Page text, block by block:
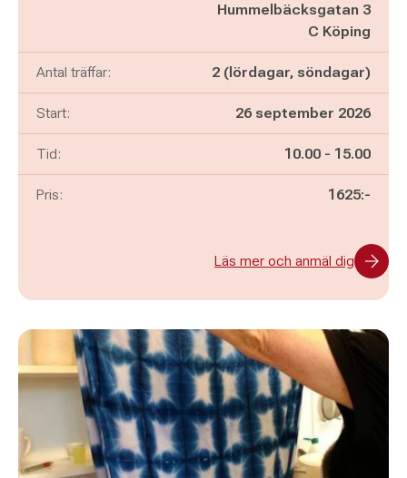
Hummelbäcksgatan 3
C Köping
Antal träffar: 2 (lördagar, söndagar)
Start: 26 september 2026
Tid: Pågår mellan
10.00 - och
15.00
Pris: 1625:-
Läs mer och anmäl dig